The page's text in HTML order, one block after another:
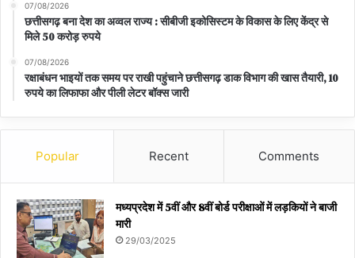
07/08/2026
छत्तीसगढ़ बना देश का अव्वल राज्य : सीबीजी इकोसिस्टम के विकास के लिए केंद्र से
मिले 50 करोड़ रुपये
07/08/2026
रक्षाबंधन भाइयों तक समय पर राखी पहुंचाने छत्तीसगढ़ डाक विभाग की खास तैयारी, 10
रुपये का लिफाफा और पीली लेटर बॉक्स जारी
Popular Recent Comments
मध्यप्रदेश में 5वीं और 8वीं बोर्ड परीक्षाओं में लड़कियों ने बाजी
मारी
29/03/2025